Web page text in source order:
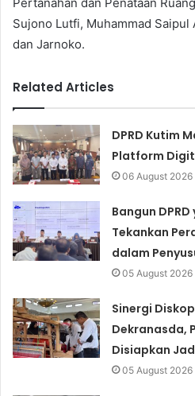
Sujono Lutfi, Muhammad Saipul
dan Jarnoko.
Related Articles
DPRD Kutim
Platform
06 August 2026
Bangun
Tekankan
dalam
05 August 2026
Sinergi
Dekranasda,
Disiapkan
05 August 2026